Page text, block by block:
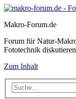
Makro-Forum.de
Forum für Natur-
Fototechnik
Zum Inhalt